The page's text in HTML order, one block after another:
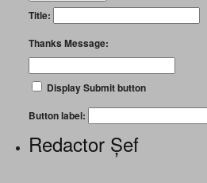
Title:
Thanks Message:
Display Submit button
Button label:
Redactor Șef